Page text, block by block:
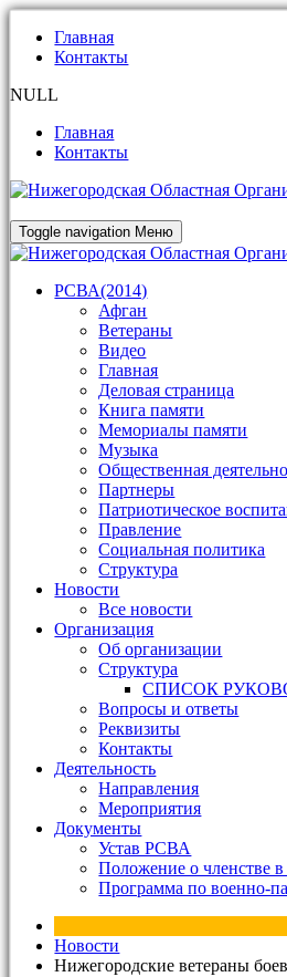
Главная
Контакты
NULL
Главная
Контакты
Toggle navigation Меню
РСВА(2014)
Афган
Ветераны
Видео
Главная
Деловая страница
Книга памяти
Мемориалы памяти
Музыка
Общественная
Партнеры
Патриотическое
Правление
Социальная политика
Структура
Новости
Все новости
Организация
Об организации
Структура
СПИСОК
Вопросы и ответы
Реквизиты
Контакты
Деятельность
Направления
Мероприятия
Документы
Устав РСВА
Положение о членстве
Программа по военно-
Новости
Нижегородские ветераны